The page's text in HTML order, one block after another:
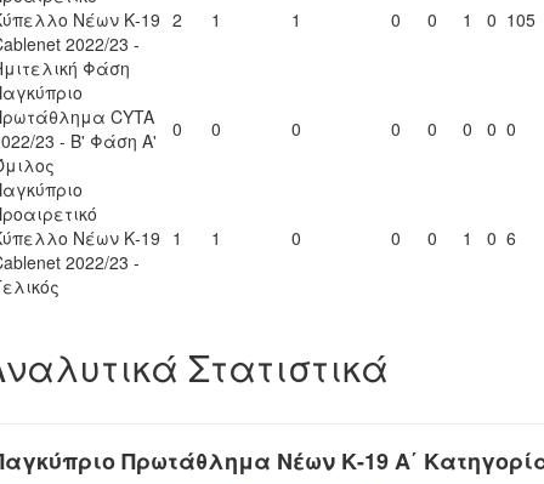
Νέων Κ-19
2022/23 -
Φάση
2 1 1 0 0 1 0 105
CYTA
23 - Β' Φάση Α'
0 0 0 0 0 0 0 0
Νέων Κ-19
2022/23 -
1 1 0 0 0 1 0 6
Στατιστικά
Πρωτάθλημα Νέων Κ-19 Α΄